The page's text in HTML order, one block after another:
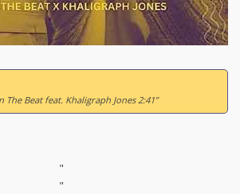
The Beat feat. Khaligraph Jones 2:41”
"
"